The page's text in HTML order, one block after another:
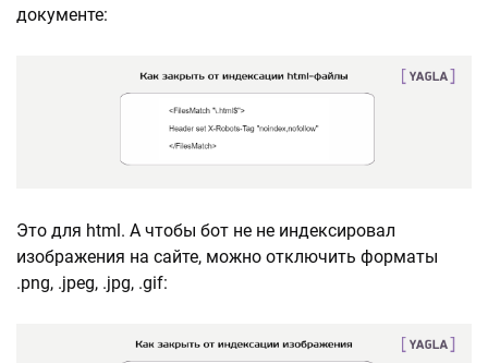
документе:
Это для html. А чтобы бот не не индексировал
изображения на сайте, можно отключить форматы
.png, .jpeg, .jpg, .gif: